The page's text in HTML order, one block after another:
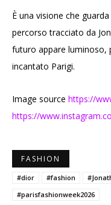
È una visione che
percorso tracciato da
futuro appare luminoso,
incantato Parigi.
Image source https://
https://
FASHION
#dior #fashion
#parisfashionweek2026